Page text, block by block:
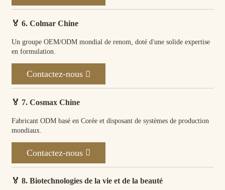
🏅 6. Colmar Chine
Un groupe OEM/ODM mondial de renom, doté d'une solide expertise
en formulation.
Contactez-nous
🏅 7. Cosmax Chine
Fabricant ODM basé en Corée et disposant de systèmes de production
mondiaux.
Contactez-nous
🏅 8. Biotechnologies de la vie et de la beauté